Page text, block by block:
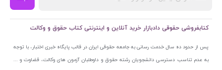
کتابفروشی حقوقی دادبازار خرید آنلاین و اینترنتی کتاب حقوق و وکالت
پس از حدود ده سال خدمت رسانی به جامعه حقوقی ایران در قالب پایگاه خبری اختبار، با توجه
به عدم تناسب دسترسی دانشجویان رشته حقوق و داوطلبان آزمون های وکالت، قضاوت و ...